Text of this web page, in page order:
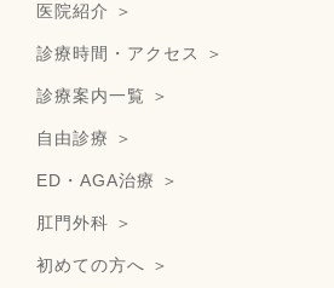
医院紹介 ＞
診療時間・アクセス ＞
診療案内一覧 ＞
自由診療 ＞
ED・AGA治療 ＞
肛門外科 ＞
初めての方へ ＞